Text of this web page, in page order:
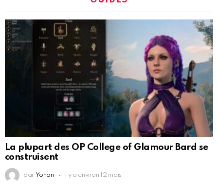
La plupart des OP College of Glamour Bard se
construisent
par Yohan il y a environ 12 mois